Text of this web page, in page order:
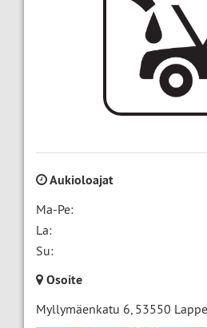
Aukioloajat
Ma-Pe:
La:
Su:
Osoite
Myllymäenkatu 6, 53550